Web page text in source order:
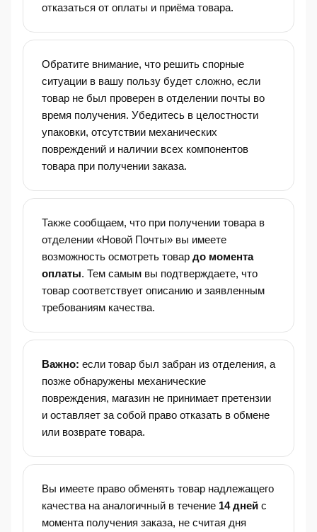
отказаться от оплаты и приёма товара.
Обратите внимание, что решить спорные
ситуации в вашу пользу будет сложно, если
товар не был проверен в отделении почты во
время получения. Убедитесь в целостности
упаковки, отсутствии механических
повреждений и наличии всех компонентов
товара при получении заказа.
Также сообщаем, что при получении товара в
отделении «Новой Почты» вы имеете
возможность осмотреть товар до момента
оплаты. Тем самым вы подтверждаете, что
товар соответствует описанию и заявленным
требованиям качества.
Важно: если товар был забран из отделения, а
позже обнаружены механические
повреждения, магазин не принимает претензии
и оставляет за собой право отказать в обмене
или возврате товара.
Вы имеете право обменять товар надлежащего
качества на аналогичный в течение 14 дней с
момента получения заказа, не считая дня